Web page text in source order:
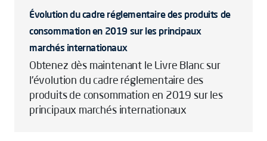
Évolution du cadre réglementaire des produits de
consommation en 2019 sur les principaux
marchés internationaux
Obtenez dès maintenant le Livre Blanc sur
l'évolution du cadre réglementaire des
produits de consommation en 2019 sur les
principaux marchés internationaux